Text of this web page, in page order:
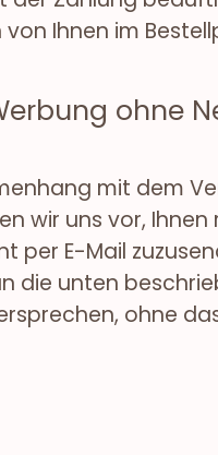
Ihnen im
ohne
mit dem
wir uns vor,
E-Mail
die unten
ohne